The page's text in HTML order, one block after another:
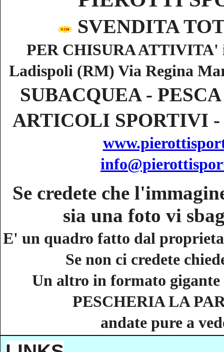
SVENDITA
PER CHISURA ATTIVITA'
Ladispoli (RM) Via Regina
SUBACQUEA -
ARTICOLI SPORTIVI -
Se credete che
sia una foto vi
E' un quadro fatto dal
Se non ci credete
Un altro in formato gigante
PESCHERIA LA
andate pure a